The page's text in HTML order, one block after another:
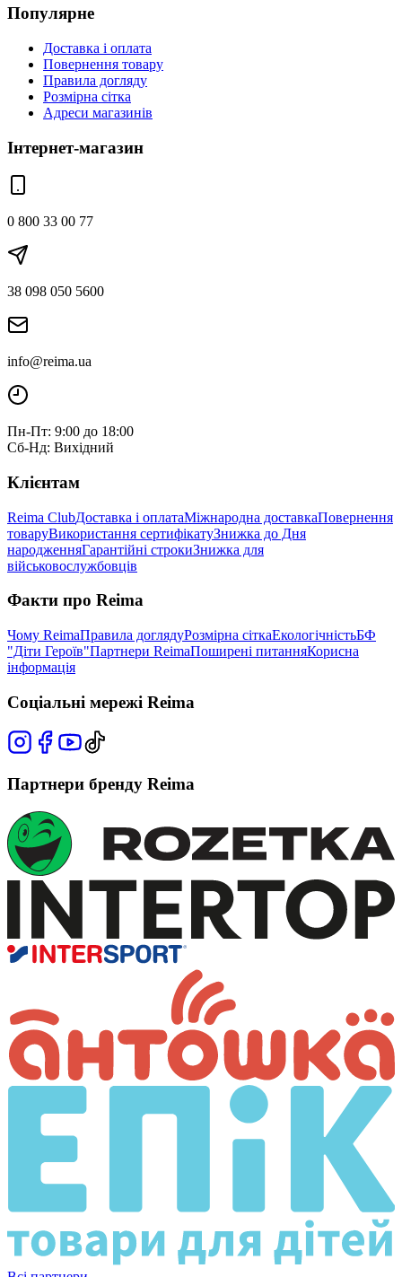
Популярне
Доставка і оплата
Повернення товару
Правила догляду
Розмірна сітка
Адреси магазинів
Інтернет-магазин
0 800 33 00 77
38 098 050 5600
info@reima.ua
Пн-Пт: 9:00 до 18:00
Сб-Нд: Вихідний
Клієнтам
Reima ClubДоставка і оплатаМіжнародна доставкаПовернення
товаруВикористання сертифікатуЗнижка до Дня
народженняГарантійні строкиЗнижка для
військовослужбовців
Факти про Reima
Чому ReimaПравила доглядуРозмірна сіткаЕкологічністьБФ
"Діти Героїв"Партнери ReimaПоширені питанняКорисна
інформація
Соціальні мережі Reima
Партнери бренду Reima